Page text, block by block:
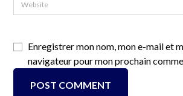
Enregistrer mon nom, mon e-mail et
navigateur pour mon prochain